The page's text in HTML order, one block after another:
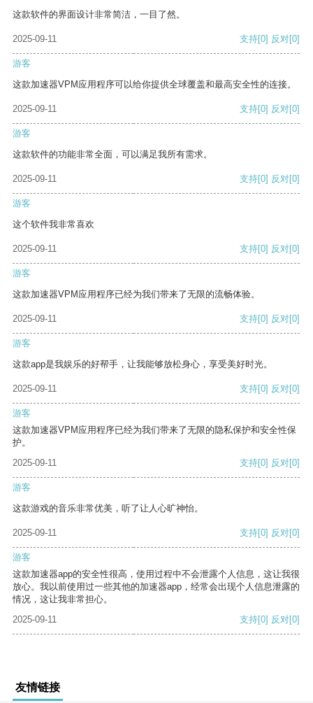
这款软件的界面设计非常简洁，一目了然。
2025-09-11 支持[0] 反对[0]
游客
这款加速器VPM应用程序可以给你提供全球覆盖和最高安全性的连接。
2025-09-11 支持[0] 反对[0]
游客
这款软件的功能非常全面，可以满足我所有需求。
2025-09-11 支持[0] 反对[0]
游客
这个软件我非常喜欢
2025-09-11 支持[0] 反对[0]
游客
这款加速器VPM应用程序已经为我们带来了无限的流畅体验。
2025-09-11 支持[0] 反对[0]
游客
这款app是我娱乐的好帮手，让我能够放松身心，享受美好时光。
2025-09-11 支持[0] 反对[0]
游客
这款加速器VPM应用程序已经为我们带来了无限的隐私保护和安全性保
护。
2025-09-11
支持[0] 反对[0]
游客
这款游戏的音乐非常优美，听了让人心旷神怡。
2025-09-11 支持[0] 反对[0]
游客
这款加速器app的安全性很高，使用过程中不会泄露个人信息，这让我很
放心。我以前使用过一些其他的加速器app，经常会出现个人信息泄露的
情况，这让我非常担心。
2025-09-11
支持[0] 反对[0]
友情链接